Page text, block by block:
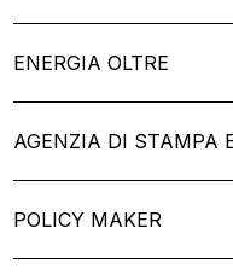
ENERGIA OLTRE
AGENZIA DI STAMPA
POLICY MAKER